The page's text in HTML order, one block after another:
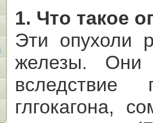
1. Что такое
Эти опухоли
железы. Они
вследствие
глгокагона,